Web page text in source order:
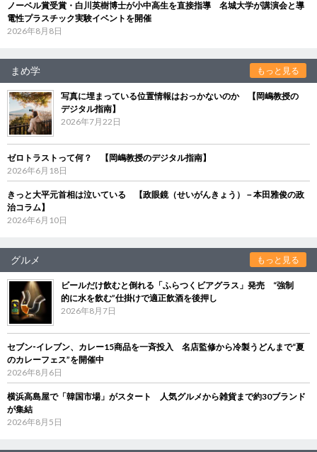
ノーベル賞受賞・白川英樹博士が小中高生を直接指導 名城大学が講演会と導
電性プラスチック実験イベントを開催
2026年8月8日
まめ学 もっと見る
写真に埋まっている位置情報はおっかないのか 【岡嶋教授の
デジタル指南】
2026年7月22日
ゼロトラストって何？ 【岡嶋教授のデジタル指南】
2026年6月18日
きっと大平元首相は泣いている 【政眼鏡（せいがんきょう）－本田雅俊の政
治コラム】
2026年6月10日
グルメ もっと見る
ビールだけ飲むと倒れる「ふらつくビアグラス」発売 “強制
的に水を飲む”仕掛けで適正飲酒を後押し
2026年8月7日
セブン‐イレブン、カレー15商品を一斉投入 名店監修から冷製うどんまで“夏
のカレーフェス”を開催中
2026年8月6日
横浜高島屋で「韓国市場」がスタート 人気グルメから雑貨まで約30ブランド
が集結
2026年8月5日